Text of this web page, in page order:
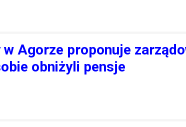
Agorze proponuje
obniżyli pensje